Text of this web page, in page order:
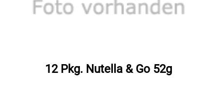
Speichermedien und Rohlinge
Bunte Palette
Cateringzubehör12 Pkg. Nutella & Go 52g